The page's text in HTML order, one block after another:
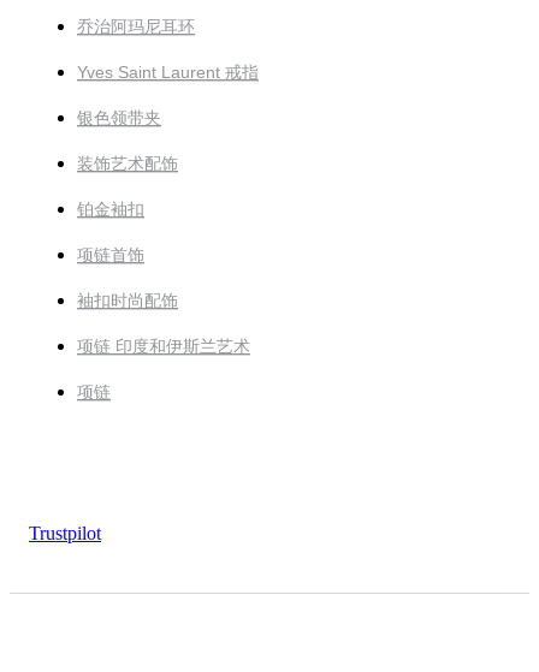
乔治阿玛尼耳环
Yves Saint Laurent 戒指
银色领带夹
装饰艺术配饰
铂金袖扣
项链首饰
袖扣时尚配饰
项链 印度和伊斯兰艺术
项链
Trustpilot